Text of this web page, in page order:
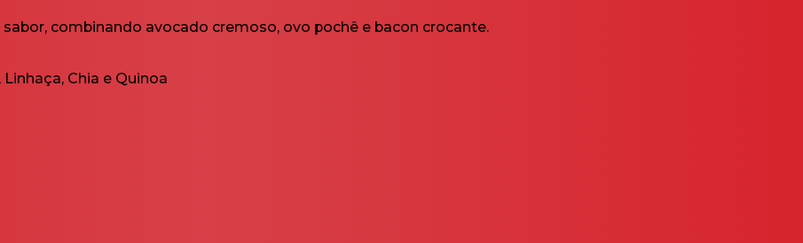
combinando avocado cremoso, ovo pochê e bacon crocante.
Linhaça, Chia e Quinoa